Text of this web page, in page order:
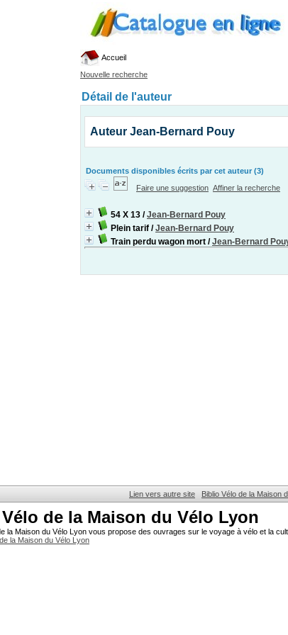
Accueil
Nouvelle recherche
Détail de l'auteur
Auteur Jean-Bernard Pouy
Documents disponibles écrits par cet auteur (3)
Faire une suggestion Affiner la recherche
54 X 13 /Jean-Bernard Pouy
Plein tarif /Jean-Bernard Pouy
Train perdu wagon mort /Jean-Bernard
Lien vers autre site Biblio Vélo de la Maison
de la Maison du Vélo Lyon
la Maison du Vélo Lyon vous propose des ouvrages sur le voyage à vélo et la
la Maison du Vélo Lyon